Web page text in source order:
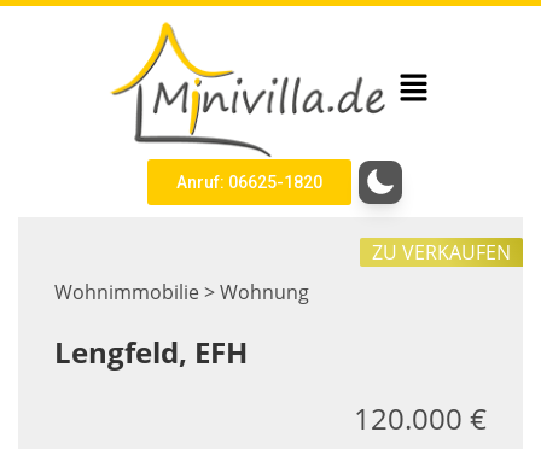
Anruf: 06625-1820
Wohnimmobilie > Wohnung
ZU VERKAUFEN
Lengfeld, EFH
120.000 €